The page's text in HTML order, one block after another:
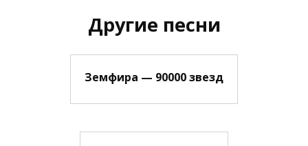
Другие песни
Земфира — 90000 звезд